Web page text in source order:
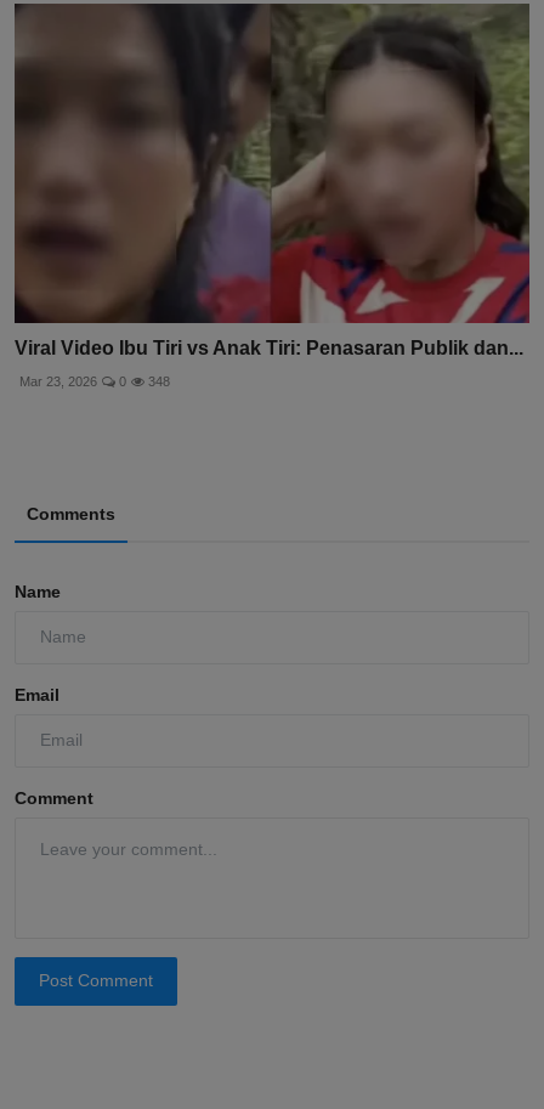
Viral Video Ibu Tiri vs Anak Tiri: Penasaran Publik dan...
Mar 23, 2026 0 348
Comments
Name
Email
Comment
Post Comment